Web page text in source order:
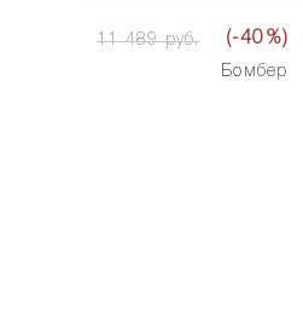
11 489 руб. (-40%)
Бомбер